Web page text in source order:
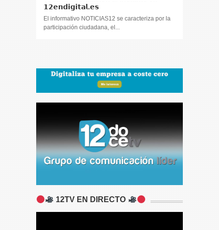
𝟭𝟮𝗲𝗻𝗱𝗶𝗴𝗶𝘁𝗮𝗹.𝗲𝘀
El informativo NOTICIAS12 se caracteriza por la
participación ciudadana, el...
12TV EN DIRECTO